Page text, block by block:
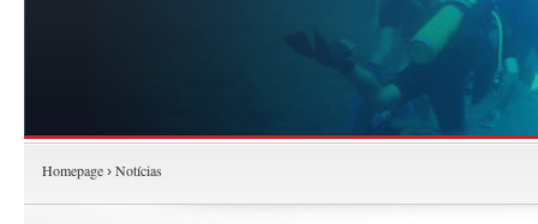
Homepage › Notícias